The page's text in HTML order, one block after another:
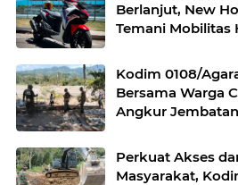
Berlanjut, New
Temani Mobilitas
Kodim 0108/
Bersama Warga
Angkur Jembatan
Perkuat Akses
Masyarakat,